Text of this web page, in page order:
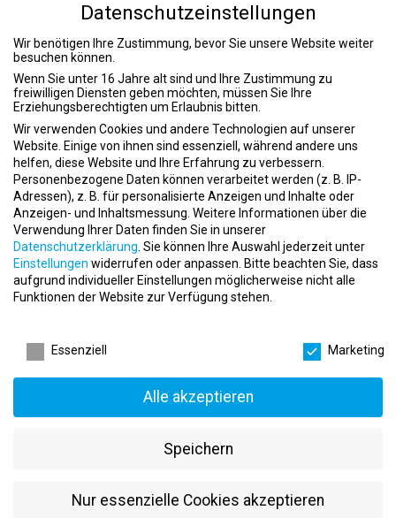
Rückenstärkung
: Stärkung der Rückenmuskulatur zur
Verbesserung der Haltung und Schmerzlinderung.
Kältekammer
DieGanzkörperkältetherapiebei etwa -85°C verbessert nicht nur
die Regeneration nach dem Training, sondern bietet auch eine
Vielzahl gesundheitlicher Vorteile. Schon 3-5 Minuten reichen aus,
um bemerkenswerte Ergebnisse zu erzielen.
Vorteile der Kältekammer:
Beschleunigte Regeneration: Schnellerer Muskelaufbau und
verbesserte Erholung.
Schmerzlinderung: Reduktion von Schmerzen und
Entzündungen.
Verbesserte Leistung: Optimale Vorbereitung auf sportliche
Anti-Aging-Effekt
Immunsystem.
In Time Fitnesssteht für höchstes Engagement in Sachen
Trainingsprogramme und modernste Ausstattung in unseren
Unser Teambesteht aus hochqualifizierten Trainern und
Datenschutzeinstellungen
Wir benötigen Ihre Zustimmung, bevor Sie unsere Website weiter
besuchen können.
Wenn Sie unter 16 Jahre alt sind und Ihre Zustimmung zu
freiwilligen Diensten geben möchten, müssen Sie Ihre
Erziehungsberechtigten um Erlaubnis bitten.
Wir verwenden Cookies und andere Technologien auf unserer
Website. Einige von ihnen sind essenziell, während andere uns
helfen, diese Website und Ihre Erfahrung zu verbessern.
Personenbezogene Daten können verarbeitet werden (z. B. IP-
Adressen), z. B. für personalisierte Anzeigen und Inhalte oder
Anzeigen- und Inhaltsmessung. Weitere Informationen über die
Verwendung Ihrer Daten finden Sie in unserer
Datenschutzerklärung. Sie können Ihre Auswahl jederzeit unter
Einstellungen widerrufen oder anpassen. Bitte beachten Sie, dass
aufgrund individueller Einstellungen möglicherweise nicht alle
Funktionen der Website zur Verfügung stehen.
Essenziell
Marketing
Alle akzeptieren
Speichern
Nur essenzielle Cookies akzeptieren